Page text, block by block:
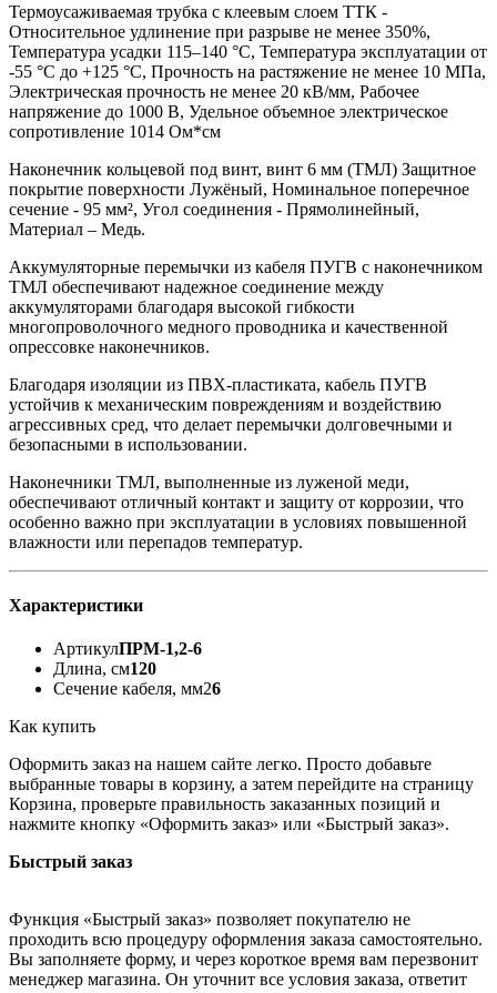
Термоусаживаемая трубка с клеевым слоем ТТК -
Относительное удлинение при разрыве не менее 350%,
Температура усадки 115–140 °C, Температура эксплуатации от
-55 °C до +125 °C, Прочность на растяжение не менее 10 МПа,
Электрическая прочность не менее 20 кВ/мм, Рабочее
напряжение до 1000 В, Удельное объемное электрическое
сопротивление 1014 Ом*см
Наконечник кольцевой под винт, винт 6 мм (ТМЛ) Защитное
покрытие поверхности Лужёный, Номинальное поперечное
сечение - 95 мм², Угол соединения - Прямолинейный,
Материал – Медь.
Аккумуляторные перемычки из кабеля ПУГВ с наконечником
ТМЛ обеспечивают надежное соединение между
аккумуляторами благодаря высокой гибкости
многопроволочного медного проводника и качественной
опрессовке наконечников.
Благодаря изоляции из ПВХ-пластиката, кабель ПУГВ
устойчив к механическим повреждениям и воздействию
агрессивных сред, что делает перемычки долговечными и
безопасными в использовании.
Наконечники ТМЛ, выполненные из луженой меди,
обеспечивают отличный контакт и защиту от коррозии, что
особенно важно при эксплуатации в условиях повышенной
влажности или перепадов температур.
Характеристики
АртикулПРМ-1,2-6
Длина, см120
Сечение кабеля, мм26
Как купить
Оформить заказ на нашем сайте легко. Просто добавьте
выбранные товары в корзину, а затем перейдите на страницу
Корзина, проверьте правильность заказанных позиций и
нажмите кнопку «Оформить заказ» или «Быстрый заказ».
Быстрый заказ
Функция «Быстрый заказ» позволяет покупателю не
проходить всю процедуру оформления заказа самостоятельно.
Вы заполняете форму, и через короткое время вам перезвонит
менеджер магазина. Он уточнит все условия заказа, ответит